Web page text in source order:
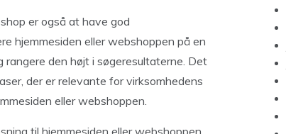
er også at have god
hjemmesiden eller webshoppen på en
den højt i søgeresultaterne. Det
der er relevante for virksomhedens
eller webshoppen.
til hjemmesiden eller webshoppen.